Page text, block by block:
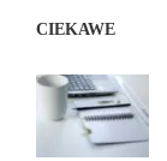
CIEKAWE